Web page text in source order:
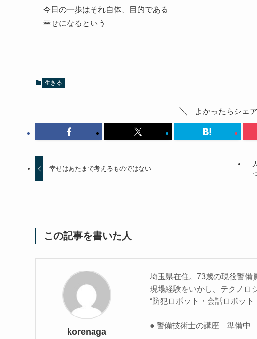
今日の一歩はそれ自体、目的である
幸せになるという
生きる
よかったらシェ
幸せはあたまで考えるものではない
っ
この記事を書いた人
korenaga
埼玉県在住。73歳の現役警備
現場経験をいかし、テクノロ
“防犯ロボット・会話ロボッ
● 警備技術士の講座 準備中